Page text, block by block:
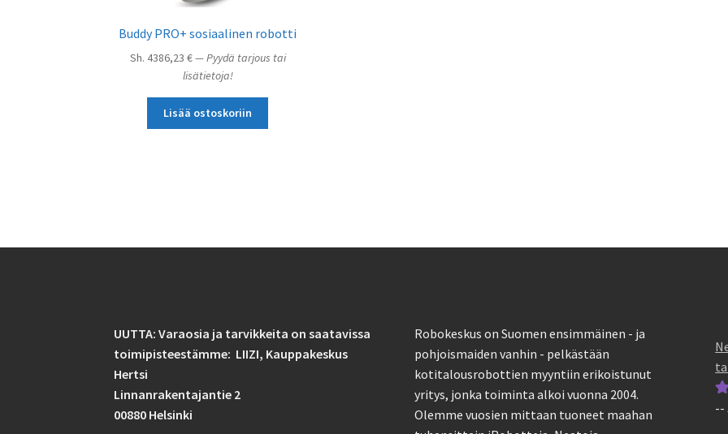
Buddy PRO+ sosiaalinen robotti
Sh. 4386,23 €— Pyydä tarjous tai
lisätietoja!
Lisää ostoskoriin
UUTTA: Varaosia ja tarvikkeita on saatavissa
toimipisteestämme: LIIZI, Kauppakeskus
Hertsi
Linnanrakentajantie 2
00880 Helsinki
Robokeskus on Suomen ensimmäinen - ja
pohjoismaiden vanhin - pelkästään
kotitalousrobottien myyntiin erikoistunut
yritys, jonka toiminta alkoi vuonna 2004.
Olemme vuosien mittaan tuoneet maahan
--